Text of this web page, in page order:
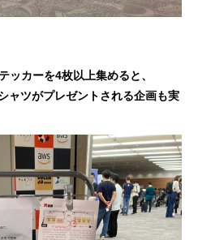
ッカーを4枚以上集めると、
ャツがプレゼントされる企画も実